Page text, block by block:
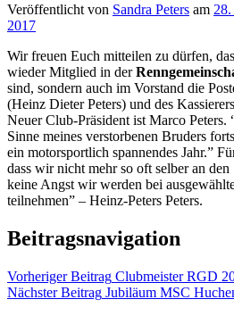
Veröffentlicht von Sandra Peters am
2017
Wir freuen Euch mitteilen zu dürfen,
wieder Mitglied in der
sind, sondern auch im Vorstand die
(Heinz Dieter Peters) und des
Neuer Club-Präsident ist Marco
Sinne meines verstorbenen Bruders
ein motorsportlich spannendes Jahr.”
dass wir nicht mehr so oft selber an
keine Angst wir werden bei
teilnehmen” – Heinz-Peters Peters.
Beitragsnavigation
Vorheriger Beitrag Clubmeister RGD
Nächster Beitrag Jubiläum MSC